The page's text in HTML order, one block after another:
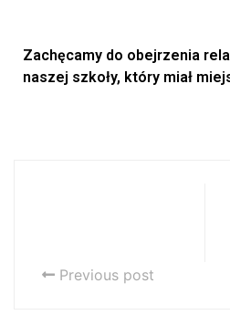
Zachęcamy do obejrzenia
naszej szkoły, który miał
Previous post